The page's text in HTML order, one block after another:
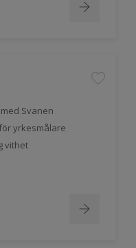
Svanen
yrkesmålare
vithet